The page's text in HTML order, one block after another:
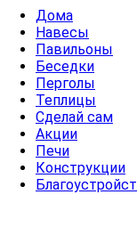
Дома
Навесы
Павильоны
Беседки
Перголы
Теплицы
Сделай сам
Акции
Печи
Конструкции